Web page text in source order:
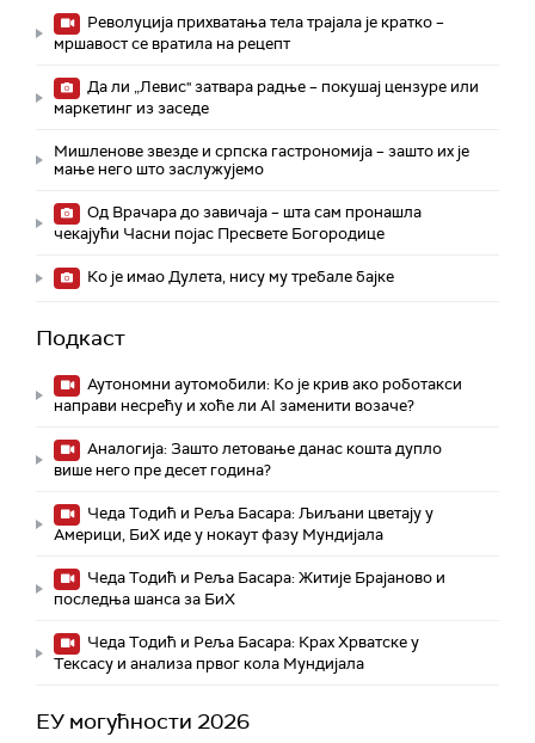
Револуција прихватања тела трајала је кратко –
мршавост се вратила на рецепт
Да ли „Левис" затвара радње – покушај цензуре или
маркетинг из заседе
Мишленове звезде и српска гастрономија – зашто их је
мање него што заслужујемо
Од Врачара до завичаја – шта сам пронашла
чекајући Часни појас Пресвете Богородице
Ко је имао Дулета, нису му требале бајке
Подкаст
Аутономни аутомобили: Ко је крив ако роботакси
направи несрећу и хоће ли AI заменити возаче?
Аналогија: Зашто летовање данас кошта дупло
више него пре десет година?
Чеда Тодић и Реља Басара: Љиљани цветају у
Америци, БиХ иде у нокаут фазу Мундијала
Чеда Тодић и Реља Басара: Житије Брајаново и
последња шанса за БиХ
Чеда Тодић и Реља Басара: Крах Хрватске у
Тексасу и анализа првог кола Мундијала
ЕУ могућности 2026